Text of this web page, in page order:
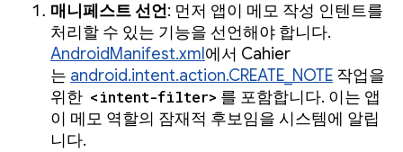
매니페스트 선언: 먼저 앱이 메모 작성 인텐트를
처리할 수 있는 기능을 선언해야 합니다.
AndroidManifest.xml 에서 Cahier
는 android.intent.action.CREATE_NOTE 작업을
위한 <intent-filter> 를 포함합니다. 이는 앱
이 메모 역할의 잠재적 후보임을 시스템에 알립
니다.